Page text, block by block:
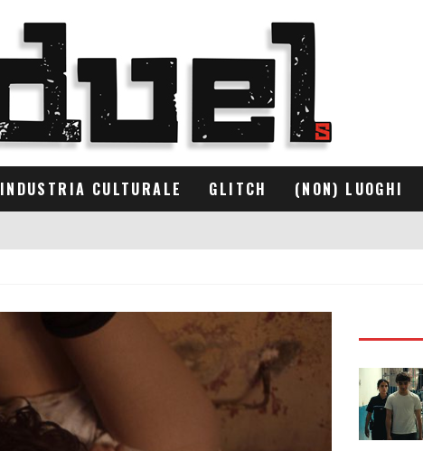
INDUSTRIA CULTURALE GLITCH (NON) LUOGHI